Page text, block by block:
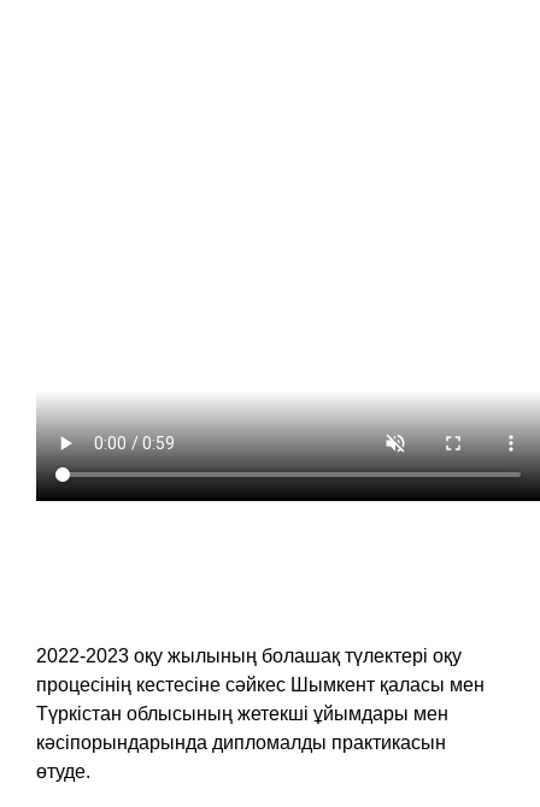
2022-2023 оқу жылының болашақ түлектері оқу
процесінің кестесіне сәйкес Шымкент қаласы мен
Түркістан облысының жетекші ұйымдары мен
кәсіпорындарында дипломалды практикасын
өтуде.